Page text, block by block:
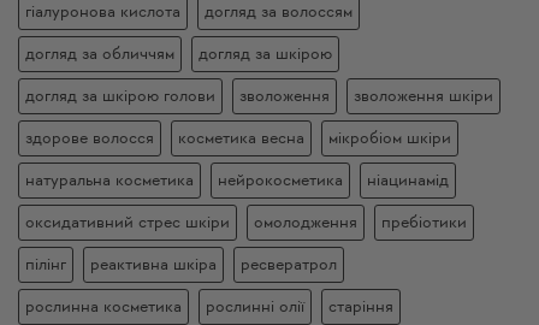
гіалуронова кислота догляд за волоссям
догляд за обличчям догляд за шкірою
догляд за шкірою голови зволоження зволоження шкіри
здорове волосся косметика весна мікробіом шкіри
натуральна косметика нейрокосметика ніацинамід
оксидативний стрес шкіри омолодження пребіотики
пілінг реактивна шкіра ресвератрол
рослинна косметика рослинні олії старіння